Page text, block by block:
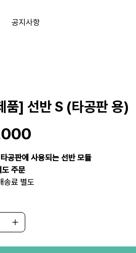
공지사항
품] 선반 S (타공판 용)
공판에 사용되는 선반 모듈
도 주문
송료 별도